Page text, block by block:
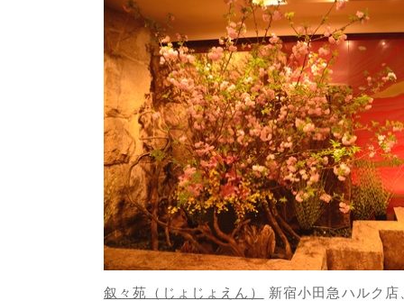
叙々苑（じょじょえん）
新宿小田急ハルク